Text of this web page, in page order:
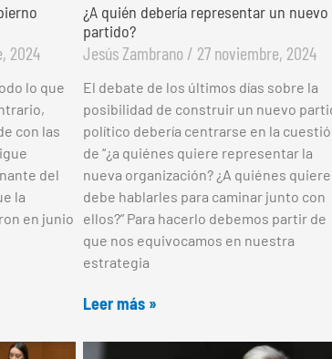
2024
lo que
con las
del
la
en junio
¿A quién debería representar un nuevo
partido?
Jesús Zambrano 27 noviembre, 2024
El debate de los últimos días sobre la
posibilidad de construir un nuevo
político debería centrarse en la
de “¿a quiénes quiere representar la
nueva organización? ¿A quiénes
debe hablarles para caminar junto con
ellos?” Para hacerlo debemos partir de
que nos equivocamos en nuestra
estrategia
Leer más »